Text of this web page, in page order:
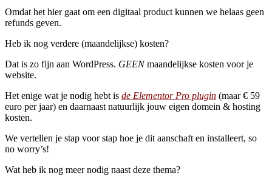
Omdat het hier gaat om een digitaal product kunnen we helaas geen
refunds geven.
Heb ik nog verdere (maandelijkse) kosten?
Dat is zo fijn aan WordPress. GEENmaandelijkse kosten voor je
website.
Het enige wat je nodig hebt is de Elementor Pro plugin (maar € 59
euro per jaar) en daarnaast natuurlijk jouw eigen domein & hosting
kosten.
We vertellen je stap voor stap hoe je dit aanschaft en installeert, so
no worry’s!
Wat heb ik nog meer nodig naast deze thema?